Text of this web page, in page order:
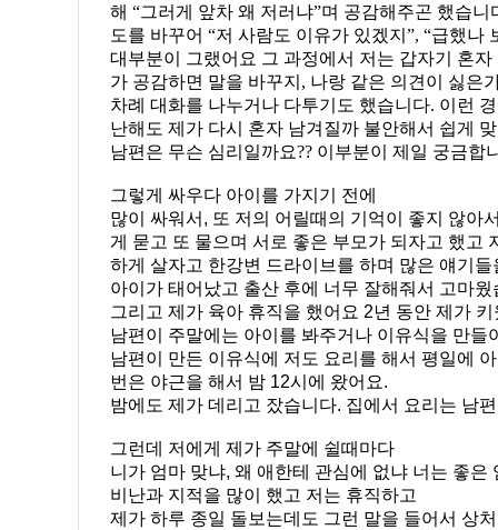
해 “그러게 앞차 왜 저러냐”며 공감해주곤 했습
도를 바꾸어 “저 사람도 이유가 있겠지”, “급했
대부분이 그랬어요 그 과정에서 저는 갑자기 혼
가 공감하면 말을 바꾸지, 나랑 같은 의견이 싫은
차례 대화를 나누거나 다투기도 했습니다. 이런
난해도 제가 다시 혼자 남겨질까 불안해서 쉽게
남편은 무슨 심리일까요?? 이부분이 제일 궁금합
그렇게 싸우다 아이를 가지기 전에
많이 싸워서, 또 저의 어릴때의 기억이 좋지 않아
게 묻고 또 물으며 서로 좋은 부모가 되자고 했고
하게 살자고 한강변 드라이브를 하며 많은 얘기
아이가 태어났고 출산 후에 너무 잘해줘서 고마
그리고 제가 육아 휴직을 했어요 2년 동안 제가
남편이 주말에는 아이를 봐주거나 이유식을 만
남편이 만든 이유식에 저도 요리를 해서 평일에
번은 야근을 해서 밤 12시에 왔어요.
밤에도 제가 데리고 잤습니다. 집에서 요리는 남
그런데 저에게 제가 주말에 쉴때마다
니가 엄마 맞냐, 왜 애한테 관심에 없냐 너는 좋은
비난과 지적을 많이 했고 저는 휴직하고
제가 하루 종일 돌보는데도 그런 말을 들어서 상